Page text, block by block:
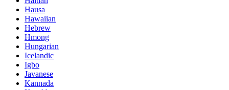
Hausa
Hawaiian
Hebrew
Hmong
Hungarian
Icelandic
Igbo
Javanese
Kannada